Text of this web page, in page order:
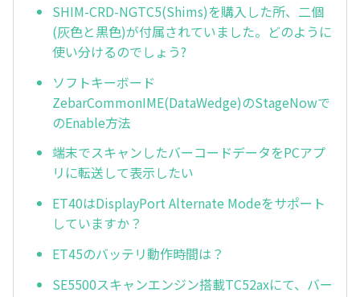
SHIM-CRD-NGTC5(Shims)を購入した所、二個
(灰色と黒色)が付属されていました。どのように
使い分けるのでしょう?
ソフトキーボード
ZebarCommonIME(DataWedge)のStageNowで
のEnable方法
端末でスキャンしたバーコードデータをPCアプ
リに転送して表示したい
ET40はDisplayPort Alternate Modeをサポート
していますか？
ET45のバッテリ動作時間は？
SE5500スキャンエンジン搭載TC52axにて、バー